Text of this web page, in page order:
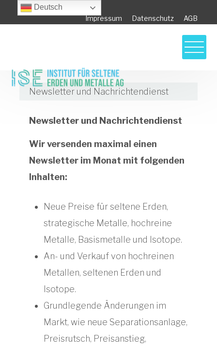
Impressum Datenschutz AGB
Newsletter und Nachrichtendienst
Newsletter und Nachrichtendienst
Wir versenden maximal einen
Newsletter im Monat mit folgenden
Inhalten:
Neue Preise für seltene Erden,
strategische Metalle, hochreine
Metalle, Basismetalle und Isotope.
An- und Verkauf von hochreinen
Metallen, seltenen Erden und
Isotope.
Grundlegende Änderungen im
Markt, wie neue Separationsanlage,
Preisrutsch, Preisanstieg,
Deutsch